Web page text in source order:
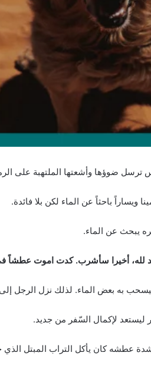
ضوؤها وأشعتها الملتهبة على
باحثاً عن الماء لكن بلا فائدة.
يبحث عن الماء.
لله، أخيرا سأشرب. كدت اموت عطشاً في
به بعض الماء. لذلك نزل الرجل إلى
لإكمال السّفر من جديد.
عطشه كان يأكل التراب المبتل